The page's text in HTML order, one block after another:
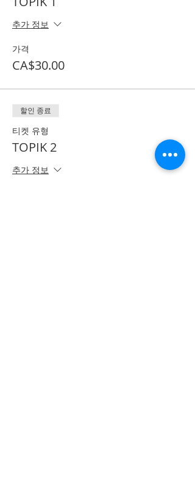
추가 정보
가격
CA$30.00
할인 종료
티켓 유형
TOPIK 2
추가 정보